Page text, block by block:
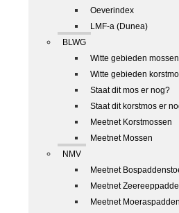
Oeverindex
LMF-a (Dunea)
BLWG
Witte gebieden mossen
Witte gebieden
Staat dit mos er nog?
Staat dit korstmos er
Meetnet Korstmossen
Meetnet Mossen
NMV
Meetnet
Meetnet
Meetnet